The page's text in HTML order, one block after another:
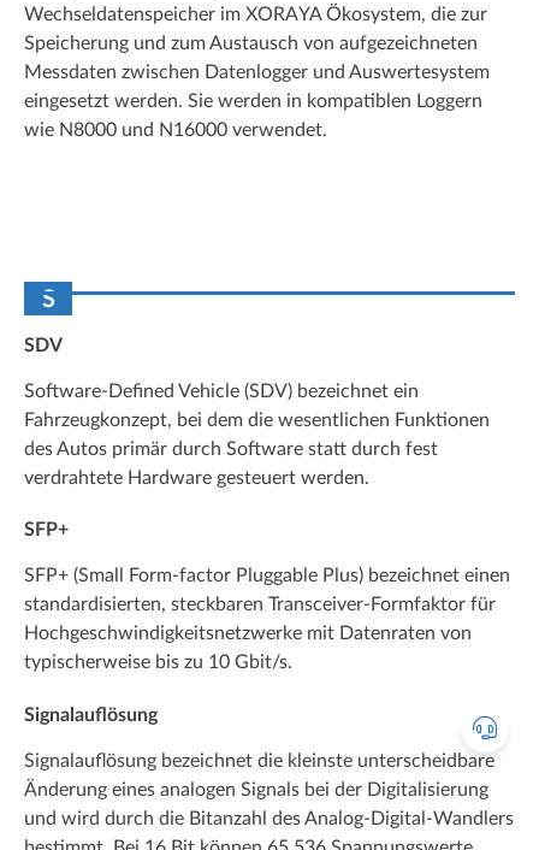
Wechseldatenspeicher im XORAYA Ökosystem, die zur
Speicherung und zum Austausch von aufgezeichneten
Messdaten zwischen Datenlogger und Auswertesystem
eingesetzt werden. Sie werden in kompatiblen Loggern
wie N8000 und N16000 verwendet.
S
SDV
Software-Defined Vehicle (SDV) bezeichnet ein
Fahrzeugkonzept, bei dem die wesentlichen Funktionen
des Autos primär durch Software statt durch fest
verdrahtete Hardware gesteuert werden.
SFP+
SFP+ (Small Form-factor Pluggable Plus) bezeichnet einen
standardisierten, steckbaren Transceiver-Formfaktor für
Hochgeschwindigkeitsnetzwerke mit Datenraten von
typischerweise bis zu 10 Gbit/s.
Signalauflösung
Signalauflösung bezeichnet die kleinste unterscheidbare
Änderung eines analogen Signals bei der Digitalisierung
und wird durch die Bitanzahl des Analog-Digital-Wandlers